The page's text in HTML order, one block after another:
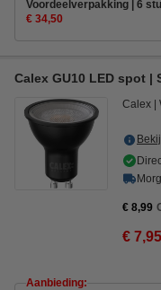
Voordeelverpakking | 6
€ 34,50
Calex GU10 LED spot |
Calex
€ 8,99
€ 7,95
Aanbieding: